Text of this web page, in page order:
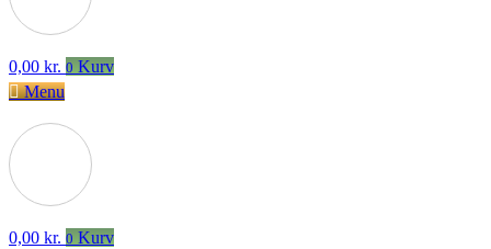
0,00 kr. 0 Kurv
Menu
0,00 kr. 0 Kurv